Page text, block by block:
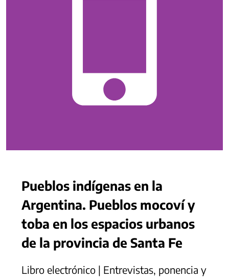
Pueblos indígenas en la
Argentina. Pueblos mocoví y
toba en los espacios urbanos
de la provincia de Santa Fe
Libro electrónico | Entrevistas, ponencia y